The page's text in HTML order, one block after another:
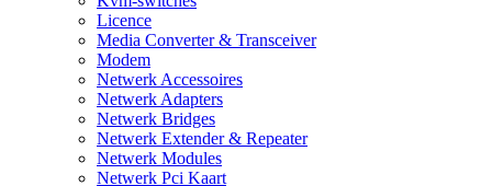
Licence
Media Converter & Transceiver
Modem
Netwerk Accessoires
Netwerk Adapters
Netwerk Bridges
Netwerk Extender & Repeater
Netwerk Modules
Netwerk Pci Kaart